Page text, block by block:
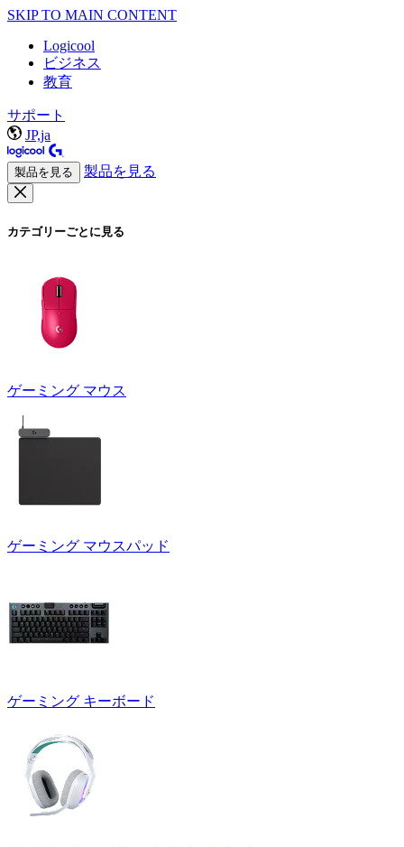
SKIP TO MAIN CONTENT
Logicool
ビジネス
教育
サポート
JP,ja
製品を見る 製品を見る
カテゴリーごとに見る
ゲーミング マウス
ゲーミング マウスパッド
ゲーミング キーボード